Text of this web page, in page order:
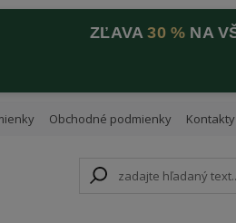
ZĽAVA30 % NA
Obchodné podmienky Kontakty